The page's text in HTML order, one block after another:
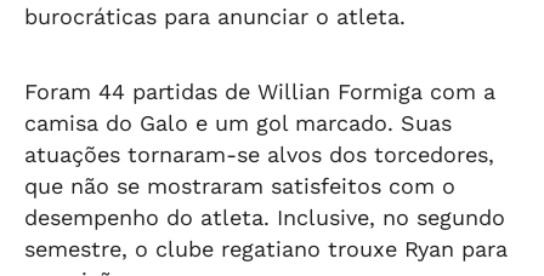
burocráticas para anunciar o atleta.
Foram 44 partidas de Willian Formiga com a
camisa do Galo e um gol marcado. Suas
atuações tornaram-se alvos dos torcedores,
que não se mostraram satisfeitos com o
desempenho do atleta. Inclusive, no segundo
semestre, o clube regatiano trouxe Ryan para